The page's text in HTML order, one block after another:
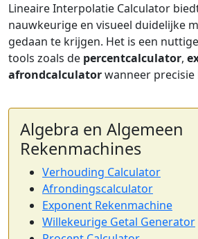
Lineaire Interpolatie Calculator
nauwkeurige en visueel duidelijke
gedaan te krijgen. Het is een
tools zoals de percentcalculator,
afrondcalculatorwanneer
Algebra en Algemeen
Rekenmachines
Verhouding Calculator
Afrondingscalculator
Exponent Rekenmachine
Willekeurige Getal Generator